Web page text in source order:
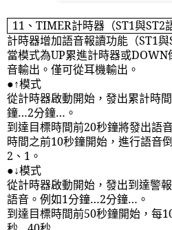
11 、TIMER計時器（ST1與ST2
計時器增加語音報讀功能（ST1與
當模式為UP累進計時器或DOWN
音輸出。僅可從耳機輸出。
●↑模式
從計時器啟動開始，發出累計時
鐘…2分鐘…。
到達目標時間前20秒鐘將發出語
時間之前10秒鐘開始，進行語音
2 、 1 。
●↓模式
從計時器啟動開始，發出到達警
語音。例如1分鐘…2分鐘…。
到達目標時間前50秒鐘開始，每